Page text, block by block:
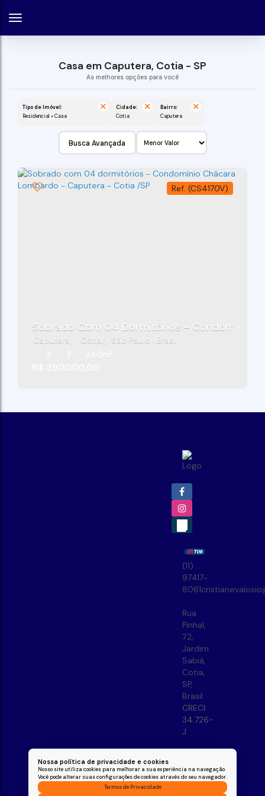
Nossa política de privacidade e cookies
Nosso site utiliza cookies para melhorar a sua experiência na navegação.
Você pode alterar suas configurações de cookies através do seu navegador.
Termos de Privacidade
Casa em Caputera, Cotia - SP
Tipo de Imóvel:
Residencial » Casa
Cidade:
Cotia
Bairro:
Caputera
Busca Avançada
(CS4170V)
Caputera Cotia São Paulo
Brasil
(11)
97417-
8061
Rua
Pinhal,
72,
Jardim
Sabiá,
Cotia,
SP,
Brasil
CRECI:
34.726-
J